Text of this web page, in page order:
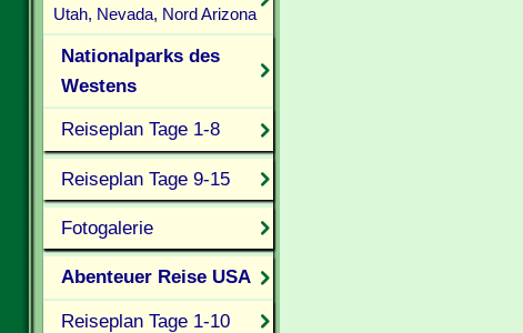
Utah, Nevada, Nord Arizona
Nationalparks des
Westens
Reiseplan Tage 1-8
Reiseplan Tage 9-15
Fotogalerie
Abenteuer Reise USA
Reiseplan Tage 1-10